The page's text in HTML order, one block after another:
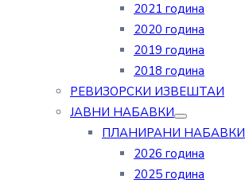
2021 година
2020 година
2019 година
2018 година
РЕВИЗОРСКИ ИЗВЕШТАИ
ЈАВНИ НАБАВКИ
ПЛАНИРАНИ НАБАВКИ
2026 година
2025 година